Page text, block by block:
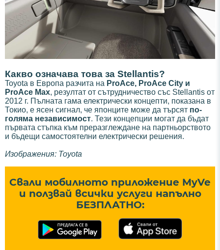
Какво означава това за Stellantis?
Toyota в Европа разчита на ProAce, ProAce City и
ProAce Max, резултат от сътрудничество със Stellantis от
2012 г. Пълната гама електрически концепти, показана в
Токио, е ясен сигнал, че японците може да търсят по-
голяма независимост. Тези концепции могат да бъдат
първата стъпка към преразглеждане на партньорството
и бъдещи самостоятелни електрически решения.
Изображения: Toyota
Свали мобилното приложение MyVe
и ползвай всички услуги напълно
БЕЗПЛАТНО: